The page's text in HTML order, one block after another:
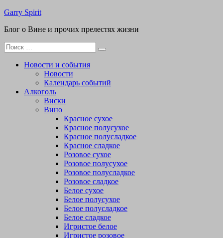
Перейти
содержимому
Garry Spirit
Блог о Вине и прочих прелестях жизни
Поиск
для:
Новости и события
Новости
Календарь событий
Алкоголь
Виски
Вино
Красное сухое
Красное полусухое
Красное полусладкое
Красное сладкое
Розовое сухое
Розовое полусухое
Розовое полусладкое
Розовое сладкое
Белое сухое
Белое полусухое
Белое полусладкое
Белое сладкое
Игристое белое
Игристое розовое